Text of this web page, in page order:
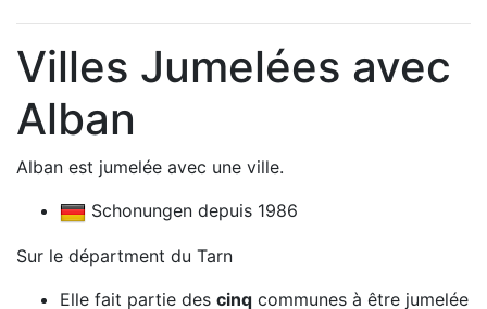
Villes Jumelées avec
Alban
Alban est jumelée avec une ville.
Schonungen depuis 1986
Sur le départment du Tarn
Elle fait partie des cinq communes à être jumelée